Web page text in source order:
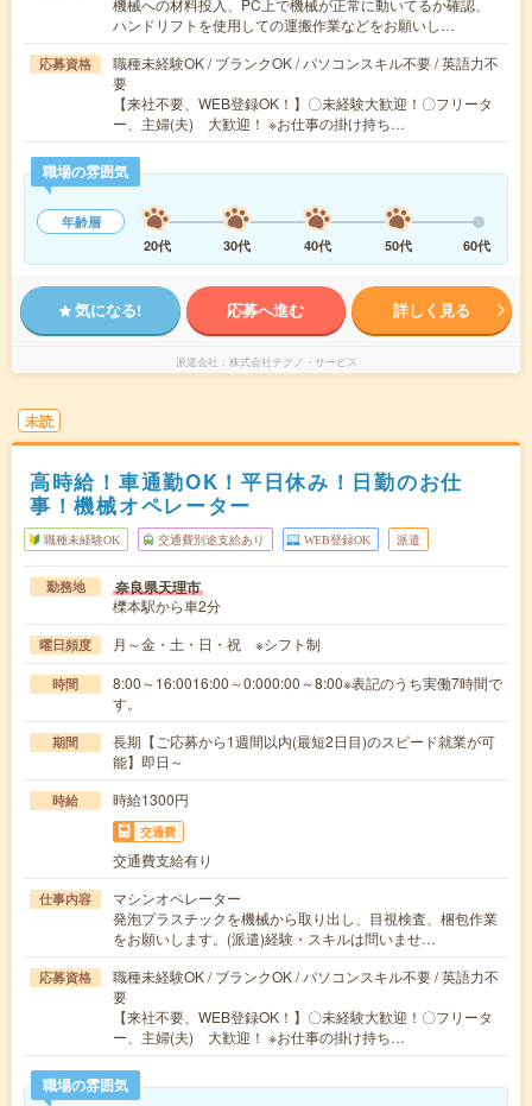
機械への材料投入、PC上で機械が正常に動いてるか確認、
ハンドリフトを使用しての運搬作業などをお願いし…
応募資格
職種未経験OK / ブランクOK / パソコンスキル不要 / 英語力不
要
【来社不要、WEB登録OK！】〇未経験大歓迎！〇フリータ
ー、主婦(夫) 大歓迎！ ※お仕事の掛け持ち…
職場の雰囲気
年齢層
20代
30代 40代 50代 60代
気になる! 応募へ進む 詳しく見る
派遣会社 株式会社テクノ・サービス
未読
高時給！車通勤OK！平日休み！日勤のお仕
事！機械オペレーター
職種未経験OK 交通費別途支給あり WEB登録OK 派遣
勤務地 奈良県天理市
櫟本駅から車2分
曜日頻度 月～金・土・日・祝 ※シフト制
時間
8:00～16:0016:00～0:000:00～8:00※表記のうち実働7時間で
す。
期間
長期【ご応募から1週間以内(最短2日目)のスピード就業が可
能】即日～
時給 時給1300円
交通費
交通費支給有り
仕事内容
マシンオペレーター
発泡プラスチックを機械から取り出し、目視検査、梱包作業
をお願いします。(派遣)経験・スキルは問いませ…
応募資格
職種未経験OK / ブランクOK / パソコンスキル不要 / 英語力不
要
【来社不要、WEB登録OK！】〇未経験大歓迎！〇フリータ
ー、主婦(夫) 大歓迎！ ※お仕事の掛け持ち…
職場の雰囲気